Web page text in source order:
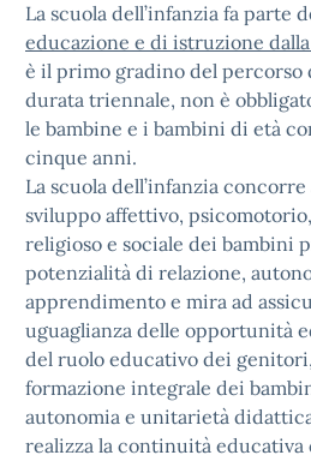
La scuola dell’infanzia fa parte
educazione e di istruzione
è il primo gradino del percorso
durata triennale, non è
le bambine e i bambini di età
cinque anni.
La scuola dell’infanzia concorre
sviluppo affettivo,
religioso e sociale dei bambini
potenzialità di relazione,
apprendimento e mira ad
uguaglianza delle opportunità
del ruolo educativo dei
formazione integrale dei
autonomia e unitarietà
realizza la continuità educativa